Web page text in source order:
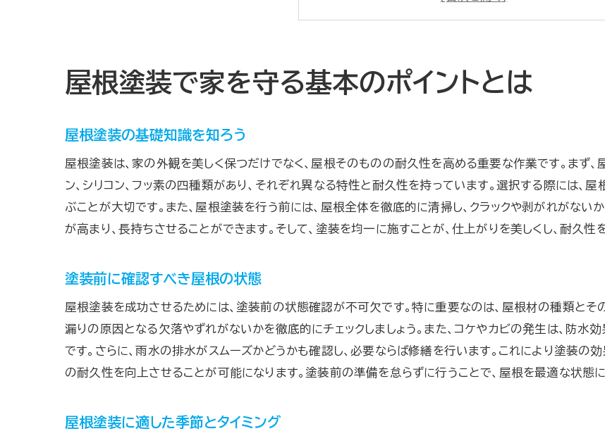
屋根塗装の基本道具とその使用法
屋根の種類別塗装ポイント
プロが教える屋根塗装の長持ち秘訣
屋根塗装で忘れてはならない準備作業
塗膜の厚さとその重要性
塗料の乾燥時間を守る理由
クラックの修繕がもたらす効果
清掃時に使用するおすすめの道具
屋根塗装で家を守る基本のポイントとは
屋根塗装の基礎知識を知ろう
屋根塗装は、家の外観を美しく保つだけでなく、屋根そのものの耐久性を高める重要な作業です。まず、
ン、シリコン、フッ素の四種類があり、それぞれ異なる特性と耐久性を持っています。選択する際には、
ぶことが大切です。また、屋根塗装を行う前には、屋根全体を徹底的に清掃し、クラックや剥がれがない
が高まり、長持ちさせることができます。そして、塗装を均一に施すことが、仕上がりを美しくし、耐久性
塗装前に確認すべき屋根の状態
屋根塗装を成功させるためには、塗装前の状態確認が不可欠です。特に重要なのは、屋根材の種類とそ
漏りの原因となる欠落やずれがないかを徹底的にチェックしましょう。また、コケやカビの発生は、防水
です。さらに、雨水の排水がスムーズかどうかも確認し、必要ならば修繕を行います。これにより塗装
の耐久性を向上させることが可能になります。塗装前の準備を怠らずに行うことで、屋根を最適な状態
屋根塗装に適した季節とタイミング